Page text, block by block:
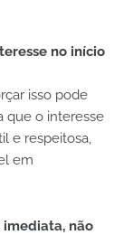
no início
isso pode
que o interesse
e respeitosa,
em
imediata, não